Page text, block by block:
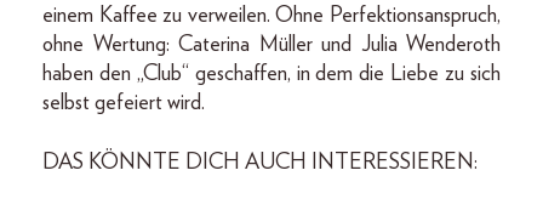
einem Kaffee zu verweilen. Ohne Perfektionsanspruch,
ohne Wertung: Caterina Müller und Julia Wenderoth
haben den „Club“ geschaffen, in dem die Liebe zu sich
selbst gefeiert wird.
DAS KÖNNTE DICH AUCH INTERESSIEREN: